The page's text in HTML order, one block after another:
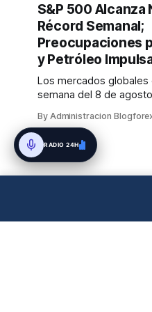
S&P 500 Alcanza
Récord Semanal;
Preocupaciones
y Petróleo
Los mercados globales
semana del 8 de
históricos impulsado
tecnológico y la IA. La
caída en los
EE. UU. tras un informe
débil. El petróleo se
By Administracion
RADIO 24H